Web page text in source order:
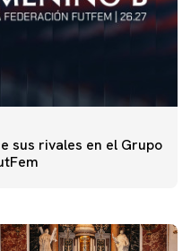
sus rivales en el Grupo
CF 7/8/2026